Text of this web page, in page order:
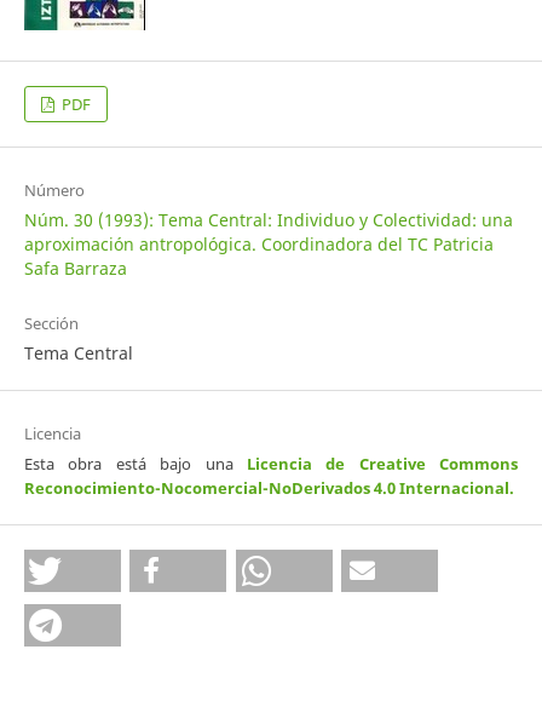
PDF
Número
Núm. 30 (1993): Tema Central: Individuo y Colectividad: una
aproximación antropológica. Coordinadora del TC Patricia
Safa Barraza
Sección
Tema Central
Licencia
Esta obra está bajo una Licencia de Creative Commons
Reconocimiento-Nocomercial-NoDerivados 4.0 Internacional.